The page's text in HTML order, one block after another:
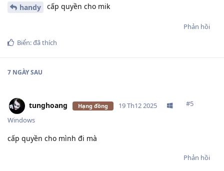
handy cấp quyền cho mik
Phản hồi
Biển:đã thích
7 NGÀYSAU
tunghoang Hạng đồng 19 Th12 2025 #5
Windows
cấp quyền cho mình đi mà
Phản hồi